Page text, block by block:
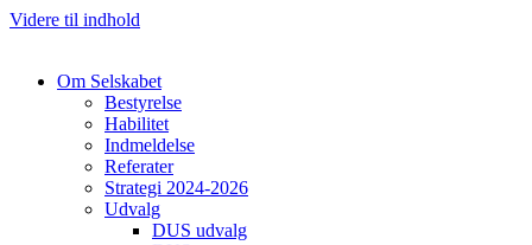
Videre til indhold
Om Selskabet
Bestyrelse
Habilitet
Indmeldelse
Referater
Strategi 2024-2026
Udvalg
DUS udvalg